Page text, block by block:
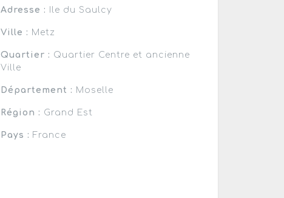
Adresse : Ile du Saulcy
Ville : Metz
Quartier : Quartier Centre et ancienne
Ville
Département : Moselle
Région : Grand Est
Pays : France